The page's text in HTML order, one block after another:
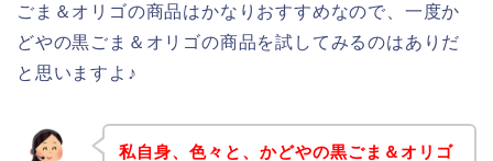
ごま＆オリゴの商品はかなりおすすめなので、一度か
どやの黒ごま＆オリゴの商品を試してみるのはありだ
と思いますよ♪
私自身、色々と、かどやの黒ごま＆オリゴ